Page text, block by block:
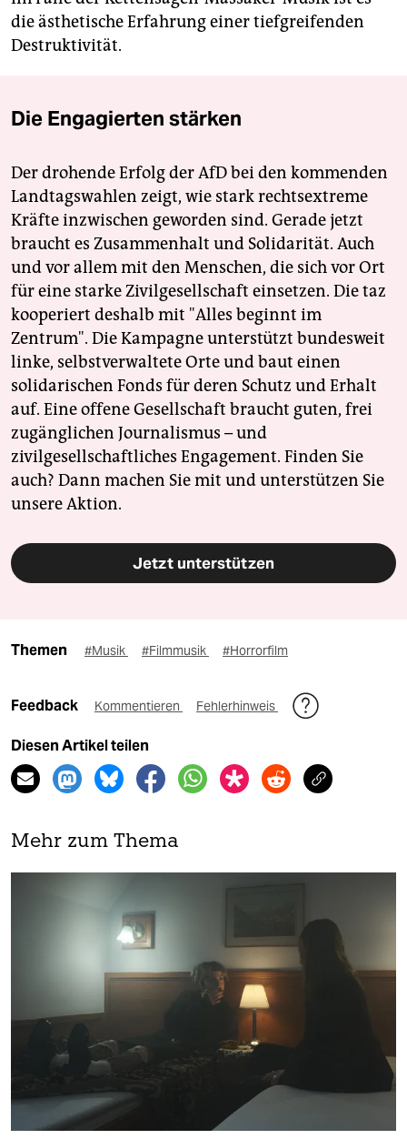
die ästhetische Erfahrung einer tiefgreifenden
Destruktivität.
Die Engagierten stärken
Der drohende Erfolg der AfD bei den kommenden
Landtagswahlen zeigt, wie stark rechtsextreme
Kräfte inzwischen geworden sind. Gerade jetzt
braucht es Zusammenhalt und Solidarität. Auch
und vor allem mit den Menschen, die sich vor Ort
für eine starke Zivilgesellschaft einsetzen. Die taz
kooperiert deshalb mit "Alles beginnt im
Zentrum". Die Kampagne unterstützt bundesweit
linke, selbstverwaltete Orte und baut einen
solidarischen Fonds für deren Schutz und Erhalt
auf. Eine offene Gesellschaft braucht guten, frei
zugänglichen Journalismus – und
zivilgesellschaftliches Engagement. Finden Sie
auch? Dann machen Sie mit und unterstützen Sie
unsere Aktion.
Jetzt unterstützen
Themen #Musik #Filmmusik #Horrorfilm
Feedback Kommentieren Fehlerhinweis
Diesen Artikel teilen
Mehr zum Thema